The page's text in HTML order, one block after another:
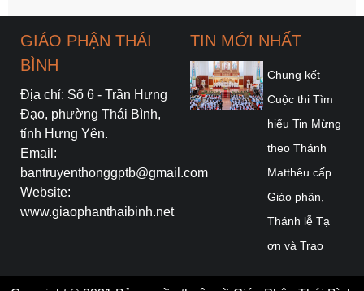
GIÁO PHẬN THÁI
BÌNH
Địa chỉ: Số 6 - Trần Hưng
Đạo, phường Thái Bình,
tỉnh Hưng Yên.
Email:
bantruyenthonggptb@gmail.com
Website:
www.giaophanthaibinh.net
TIN MỚI NHẤT
Chung kết
Cuộc thi Tìm
hiểu Tin Mừng
theo Thánh
Matthêu cấp
Giáo phận,
Thánh lễ Tạ
ơn và Trao